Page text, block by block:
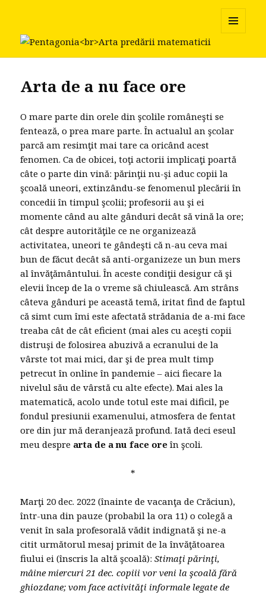
WIDGETS
Arta de a nu face ore
O mare parte din orele din şcolile româneşti se
fentează, o prea mare parte. În actualul an şcolar
parcă am resimţit mai tare ca oricând acest
fenomen. Ca de obicei, toţi actorii implicaţi poartă
câte o parte din vină: părinţii nu-şi aduc copii la
şcoală uneori, extinzându-se fenomenul plecării în
concedii în timpul şcolii; profesorii au şi ei
momente când au alte gânduri decât să vină la ore;
cât despre autorităţile ce ne organizează
activitatea, uneori te gândeşti că n-au ceva mai
bun de făcut decât să anti-organizeze un bun mers
al învăţământului. În aceste condiţii desigur că şi
elevii încep de la o vreme să chiulească. Am strâns
câteva gânduri pe această temă, iritat find de faptul
că simt cum îmi este afectată strădania de a-mi face
treaba cât de cât eficient (mai ales cu aceşti copii
distruşi de folosirea abuzivă a ecranului de la
vârste tot mai mici, dar şi de prea mult timp
petrecut în online în pandemie – aici fiecare la
nivelul său de vârstă cu alte efecte). Mai ales la
matematică, acolo unde totul este mai dificil, pe
fondul presiunii examenului, atmosfera de fentat
ore din jur mă deranjează profund. Iată deci eseul
meu despre arta de a nu face ore în şcoli.
*
Marţi 20 dec. 2022 (înainte de vacanţa de Crăciun),
într-una din pauze (probabil la ora 11) o colegă a
venit în sala profesorală vădit indignată şi ne-a
citit următorul mesaj primit de la învăţătoarea
fiului ei (înscris la altă şcoală):Stimaţi părinţi,
mâine miercuri 21 dec. copiii vor veni la şcoală fără
ghiozdane; vom face activităţi informale legate de